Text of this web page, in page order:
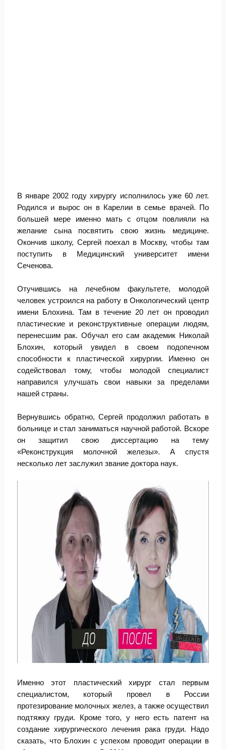
В январе 2002 году хирургу исполнилось уже 60 лет.
Родился и вырос он в Карелии в семье врачей. По
большей мере именно мать с отцом повлияли на
желание сына посвятить свою жизнь медицине.
Окончив школу, Сергей поехал в Москву, чтобы там
поступить в Медицинский университет имени
Сеченова.
Отучившись на лечебном факультете, молодой
человек устроился на работу в Онкологический центр
имени Блохина. Там в течение 20 лет он проводил
пластические и реконструктивные операции людям,
перенесшим рак. Обучал его сам академик Николай
Блохин, который увидел в своем подопечном
способности к пластической хирургии. Именно он
содействовал тому, чтобы молодой специалист
направился улучшать свои навыки за пределами
нашей страны.
Вернувшись обратно, Сергей продолжил работать в
больнице и стал заниматься научной работой. Вскоре
он защитил свою диссертацию на тему
«Реконструкция молочной железы». А спустя
несколько лет заслужил звание доктора наук.
Именно этот пластический хирург стал первым
специалистом, который провел в России
протезирование молочных желез, а также осуществил
подтяжку груди. Кроме того, у него есть патент на
создание хирургического лечения рака груди. Надо
сказать, что Блохин с успехом проводит операции в